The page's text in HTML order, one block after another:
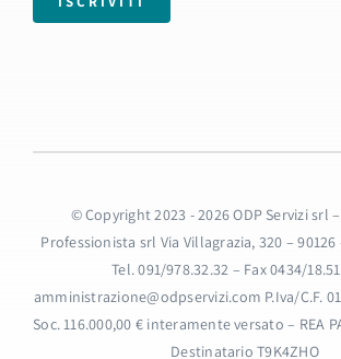
© Copyright 2023 - 2026 ODP Servizi srl
Professionista srl Via Villagrazia, 320 – 90126
Tel. 091/978.32.32 – Fax 0434/
amministrazione@odpservizi.com P.Iva/C.F.
Soc. 116.000,00 € interamente versato – REA
Destinatario T9K4ZHO